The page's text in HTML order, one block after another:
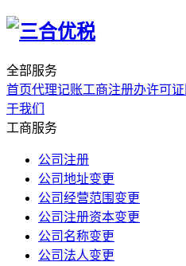
全部服务
首页代理记账工商注册办许可证
于我们
工商服务
公司注册
公司地址变更
公司经营范围变更
公司注册资本变更
公司名称变更
公司法人变更